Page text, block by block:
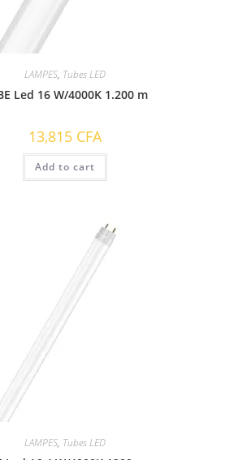
LAMPES, Tubes LED
Led 16 W/4000K 1.200 m
13,815 CFA
Add to cart
LAMPES, Tubes LED